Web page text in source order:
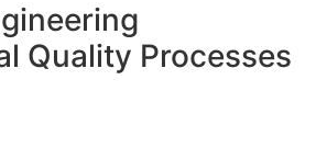
Quality Processes